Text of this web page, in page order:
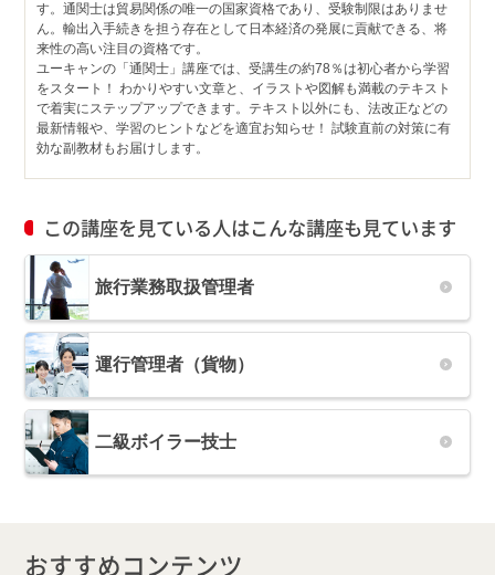
す。通関士は貿易関係の唯一の国家資格であり、受験制限はありませ
ん。輸出入手続きを担う存在として日本経済の発展に貢献できる、将
来性の高い注目の資格です。
ユーキャンの「通関士」講座では、受講生の約78％は初心者から学習
をスタート！ わかりやすい文章と、イラストや図解も満載のテキスト
で着実にステップアップできます。テキスト以外にも、法改正などの
最新情報や、学習のヒントなどを適宜お知らせ！ 試験直前の対策に有
効な副教材もお届けします。
この講座を見ている人はこんな講座も見ています
旅行業務取扱管理者
運行管理者（貨物）
二級ボイラー技士
おすすめコンテンツ